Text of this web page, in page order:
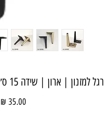
רגל למזנון | ארון | שידה 15 ס״מ פלטה רחבה שחור מט